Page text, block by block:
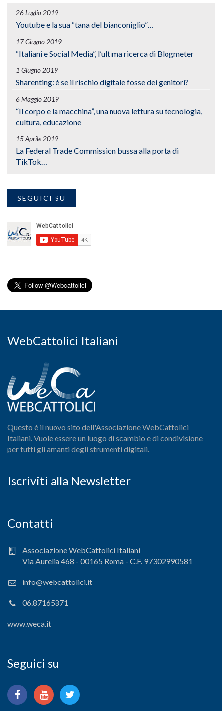
26 Luglio 2019
Youtube e la sua “tana del bianconiglio”…
17 Giugno 2019
“Italiani e Social Media”, l’ultima ricerca di Blogmeter
1 Giugno 2019
Sharenting: è se il rischio digitale fosse dei genitori?
6 Maggio 2019
“Il corpo e la macchina”, una nuova lettura su tecnologia,
cultura, educazione
15 Aprile 2019
La Federal Trade Commission bussa alla porta di
TikTok…
SEGUICI SU
WebCattolici Italiani
Questo è il nuovo sito dell'Associazione WebCattolici
Italiani. Vuole essere un luogo di scambio e di condivisione
per tutti gli amanti degli strumenti digitali.
Iscriviti alla Newsletter
Contatti
Associazione WebCattolici Italiani
Via Aurelia 468 - 00165 Roma - C.F. 97302990581
info@webcattolici.it
06.87165871
www.weca.it
Seguici su